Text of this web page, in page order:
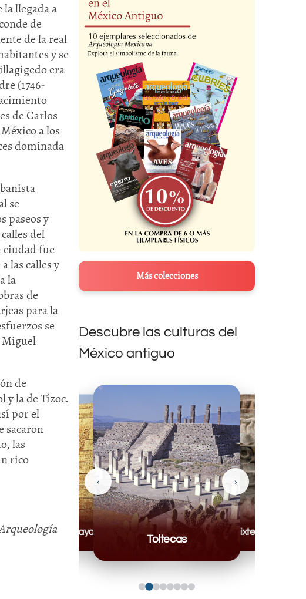
llegada a
de
de la real
y se
era
(1746-
de Carlos
a los
dominada
se
paseos y
del
ciudad fue
las calles y
la
de
para la
se
Miguel
de
y la de Tízoc.
por el
sacaron
las
rico
Más colecciones
Descubre las culturas del
México antiguo
Mayas
Toltecas
Mixteca
‹ ›